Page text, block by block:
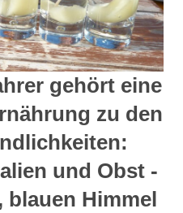
gehört eine
zu den
und Obst -
blauen Himmel